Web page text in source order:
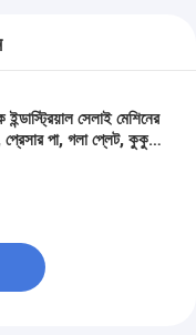
ইন্ডাস্ট্রিয়াল সেলাই মেশিনের
প্রেসার পা, গলা প্লেট, কুকুরের